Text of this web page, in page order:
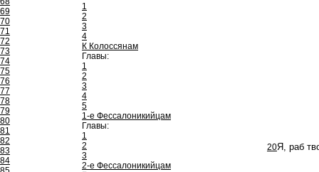
69
70
71
72
73
74
75
76
77
78
79
80
81
82
83
84
1
2
3
4
К Колоссянам
Главы:
1
2
3
4
5
1-е Фессалоникийцам
Главы:
1
2
3
2-е Фессалоникийцам
20Я, раб